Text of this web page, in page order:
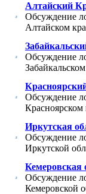
Алтайский
Обсуждение
Алтайском
Обсуждение
Обсуждение
Красноярском
Иркутская
Обсуждение
Иркутской
Кемеровская
Обсуждение
Кемеровской